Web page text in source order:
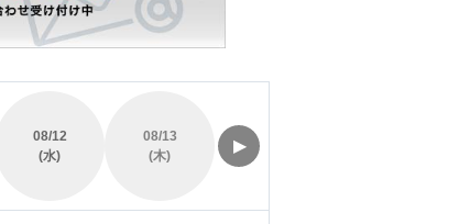
08/12
(水)
08/13
(木)
08/14
(金)
▶